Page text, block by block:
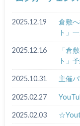
2025.12.19
倉敷
ト」
2025.12.16
「倉
ト」
2025.10.31 主催
2025.02.27
2025.02.03